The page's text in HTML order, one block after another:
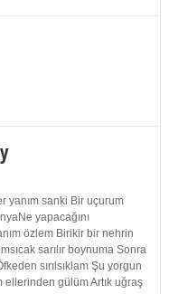
yanım sanki Bir uçurum
yapacağını
özlem Birikir bir nehrin
sarılır boynuma Sonra
sırılsıklam Şu yorgun
gülüm Artık uğraş